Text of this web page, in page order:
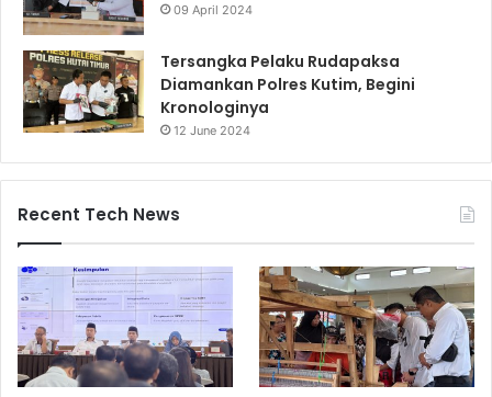
09 April 2024
Tersangka Pelaku Rudapaksa
Diamankan Polres Kutim, Begini
Kronologinya
12 June 2024
Recent Tech News